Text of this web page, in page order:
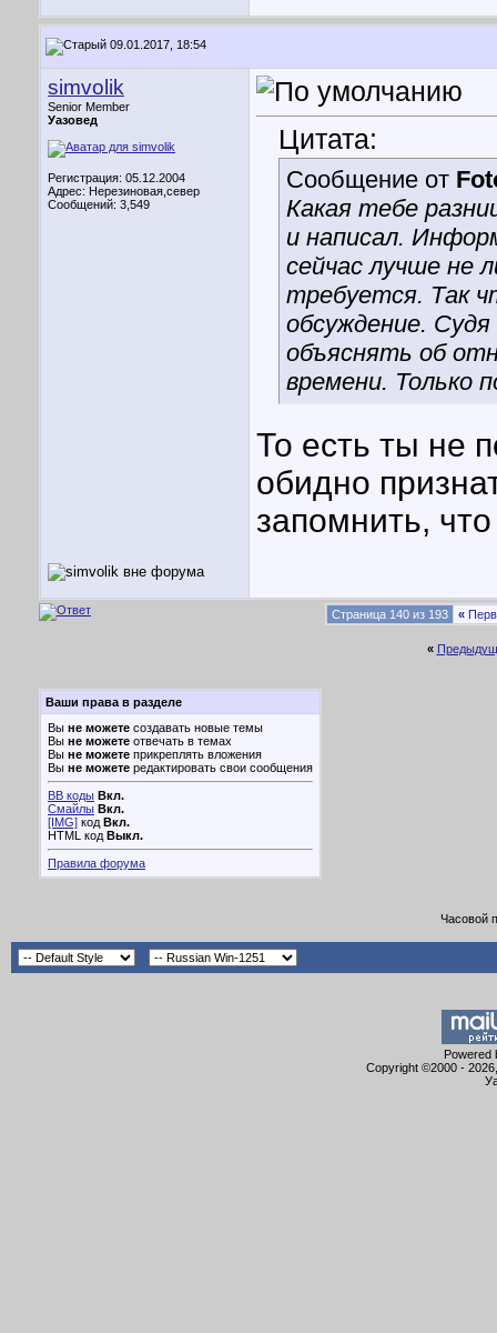
09.01.2017, 18:54
simvolik
Senior Member
Уазовед
Регистрация: 05.12.2004
Адрес: Нерезиновая,север
Сообщений: 3,549
Цитата:
Сообщение от
Какая тебе
и написал.
сейчас лучше не
требуется. Так
обсуждение.
объяснять об
времени. Только
То есть ты не
обидно
запомнить,
Страница 140 из 193 «
«
Ваши права в разделе
Вы не можете создавать новые темы
Вы не можете отвечать в темах
Вы не можете прикреплять вложения
Вы не можете редактировать свои сообщения
BB коды Вкл.
Смайлы Вкл.
[IMG] код Вкл.
HTML код Выкл.
Правила форума
Часовой
Powered
Copyright ©2000 -